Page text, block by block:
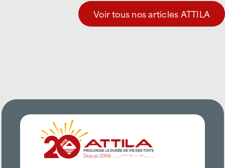
Voir tous nos articles ATTILA